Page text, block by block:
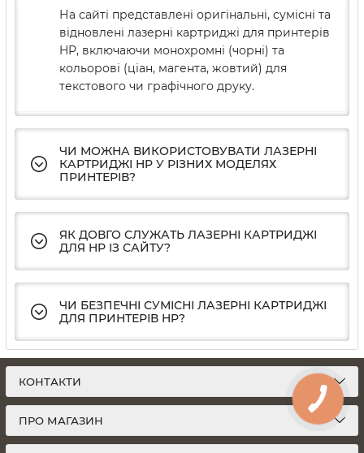
На сайті представлені оригінальні, сумісні та
відновлені лазерні картриджі для принтерів
HP, включаючи монохромні (чорні) та
кольорові (ціан, магента, жовтий) для
текстового чи графічного друку.
ЧИ МОЖНА ВИКОРИСТОВУВАТИ ЛАЗЕРНІ
КАРТРИДЖІ HP У РІЗНИХ МОДЕЛЯХ
ПРИНТЕРІВ?
ЯК ДОВГО СЛУЖАТЬ ЛАЗЕРНІ КАРТРИДЖІ
ДЛЯ HP ІЗ САЙТУ?
ЧИ БЕЗПЕЧНІ СУМІСНІ ЛАЗЕРНІ КАРТРИДЖІ
ДЛЯ ПРИНТЕРІВ HP?
КОНТАКТИ
ПРО МАГАЗИН